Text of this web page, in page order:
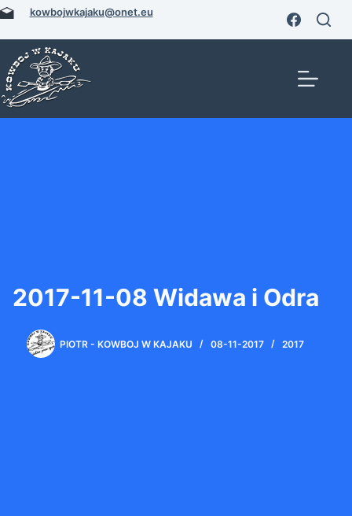
Przejdź
treści
kowbojwkajaku@onet.eu
2017-11-08 Widawa i Odra
PIOTR - KOWBOJ W KAJAKU 08-11-2017 2017